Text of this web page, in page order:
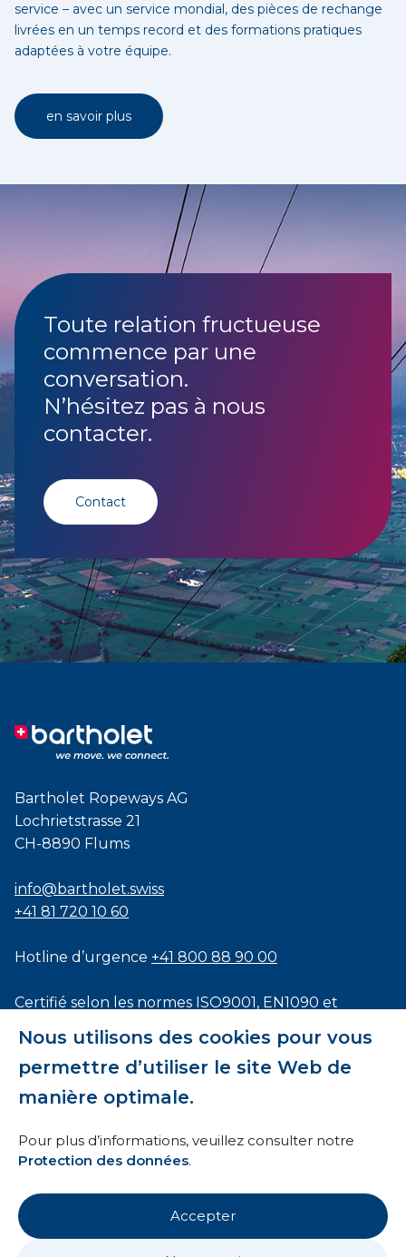
Nous utilisons des cookies pour vous
permettre d’utiliser le site Web de
manière optimale.
Pour plus d’informations, veuillez consulter notre
Protection des données.
Accepter
service – avec un service mondial, des pièces de rechange
livrées en un temps record et des formations pratiques
adaptées à votre équipe.
en savoir plus
Toute relation fructueuse
commence par une
conversation.
N’hésitez pas à nous
contacter.
Contact
Bartholet Ropeways AG
Lochrietstrasse 21
CH-8890 Flums
info@bartholet.swiss
+41 81 720 10 60
Hotline d’urgence +41 800 88 90 00
Certifié selon les normes ISO9001, EN1090 et
Conditions générales
Mentions légales